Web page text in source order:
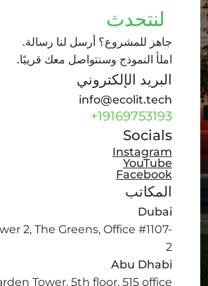
لنتحدث
جاهز للمشروع؟ أرسل لنا رسالة.
املأ النموذج وسنتواصل معك قريبًا.
البريد الإلكتروني
info@ecolit.tech
+19169753193
Socials
Instagram
YouTube
Facebook
المكاتب
Dubai
2, The Greens, Office #1107-
2
Abu Dhabi
Tower, 5th floor, 515 office